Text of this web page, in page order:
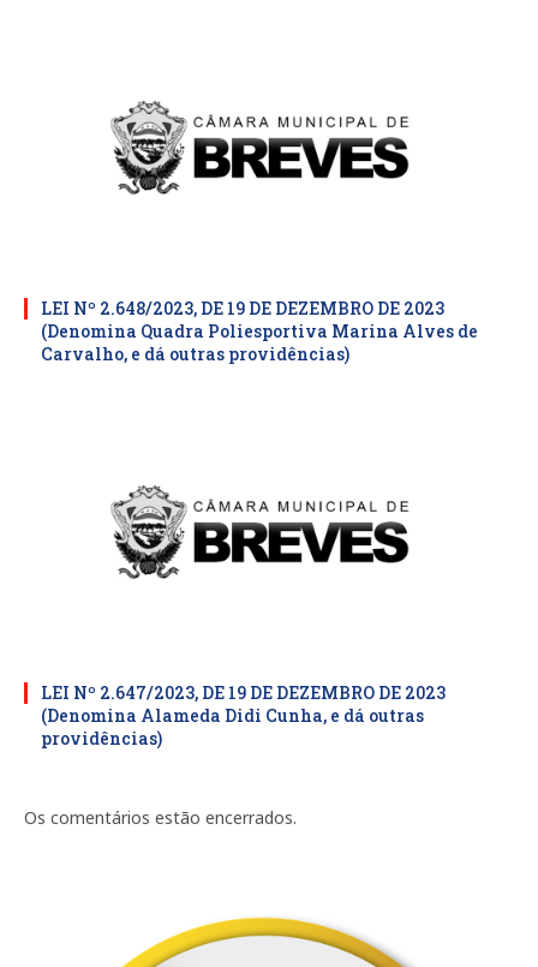
LEI Nº 2.648/2023, DE 19 DE DEZEMBRO DE 2023
(Denomina Quadra Poliesportiva Marina Alves de
Carvalho, e dá outras providências)
LEI Nº 2.647/2023, DE 19 DE DEZEMBRO DE 2023
(Denomina Alameda Didi Cunha, e dá outras
providências)
Os comentários estão encerrados.